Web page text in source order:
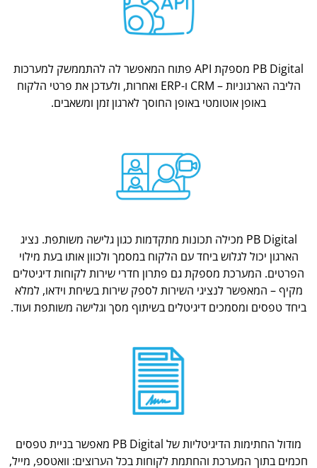
PB Digital מספקת API פתוח המאפשר לה להתממשק למערכות
הליבה הארגוניות – CRM ו-ERP ואחרות, ולעדכן את פרטי הלקוח
באופן אוטומטי באופן החוסך לארגון זמן ומשאבים.
PB Digital מכילה תכונות מתקדמות כגון גלישה משותפת. נציג
הארגון יכול לגלוש ביחד עם הלקוח במסמך ולכוון אותו בעת מילוי
הפרטים. המערכת מספקת גם פתרון חדרי שירות לקוחות דיגיטלים
מקיף – המאפשר לנציגי השירות לספק שירות בשיחת וידאו, למלא
ביחד טפסים ומסמכים דיגיטלים בשיתוף מסך וגלישה משותפת ועוד.
מודול החתימות הדיגיטליות של PB Digital מאפשר בניית טפסים
חכמים בתוך המערכת והחתמת לקוחות בכל הערוצים: וואטספ, מייל,